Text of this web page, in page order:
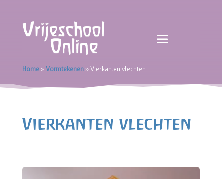
Home»Vormtekenen»Vierkanten vlechten
Vierkanten vlechten